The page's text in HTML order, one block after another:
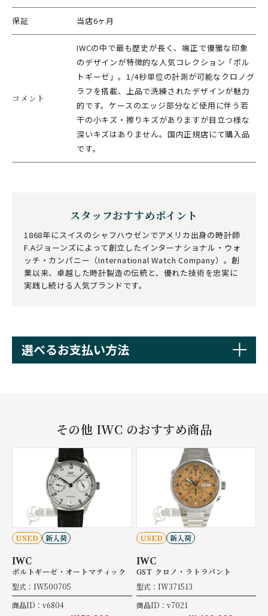
保証 当店6ヶ月
コメント
IWCの中で最も歴史が長く、端正で優雅な印象
のデザインが特徴的な人気コレクション「ポル
トギーゼ」。1/4秒単位の計測が可能なクロノグ
ラフを搭載、上品で洗練されたデザインが魅力
的です。ケースのエッジ部分など使用に伴う若
干の小キズ・擦りキズがありますが目立つ様な
深いキズはありません。国内正規店にて購入品
です。
スタッフおすすめポイント
1868年にスイスのシャフハウゼンでアメリカ出身の時計師
F.Aジョーンズによって創立したインターナショナル・ウォ
ッチ・カンパニー（International Watch Company）。創
業以来、卓越した時計製造の伝統と、優れた技術を忠実に
実践し続ける人気ブランドです。
選べるお支払い方法
その他 IWC のおすすめ商品
USED 新入荷
IWC
ポルトギーゼ・オートマティック
型式：IW500705
商品ID：v6804
USED 新入荷
IWC
GST クロノ・ラトラパント
型式：IW371513
商品ID：v7021